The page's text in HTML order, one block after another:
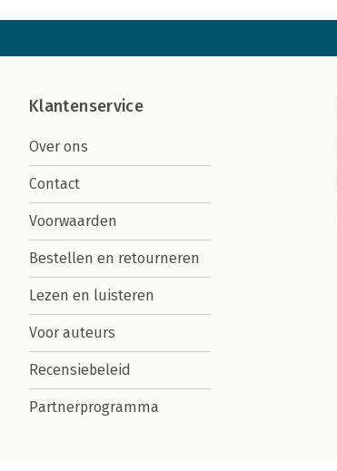
Klantenservice
Over ons
Contact
Voorwaarden
Bestellen en retourneren
Lezen en luisteren
Voor auteurs
Recensiebeleid
Partnerprogramma